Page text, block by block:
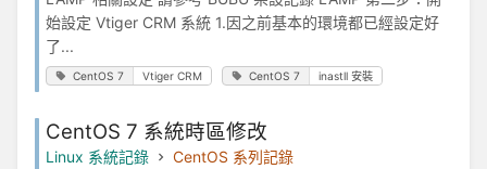
始設定 Vtiger CRM 系統 1.因之前基本的環境都已經設定好
了...
CentOS 7 Vtiger CRM CentOS 7 inastll 安裝
CentOS 7 系統時區修改
Linux 系統記錄
CentOS 系列記錄